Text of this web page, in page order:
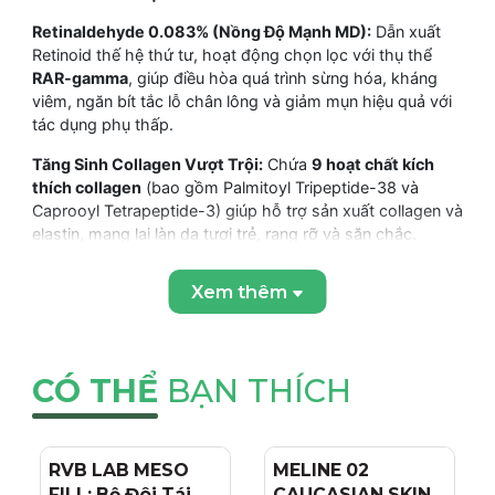
Retinaldehyde 0.083% (Nồng Độ Mạnh MD): Dẫn xuất
Retinoid thế hệ thứ tư, hoạt động chọn lọc với thụ thể
RAR-gamma, giúp điều hòa quá trình sừng hóa, kháng
viêm, ngăn bít tắc lỗ chân lông và giảm mụn hiệu quả với
tác dụng phụ thấp.
Tăng Sinh Collagen Vượt Trội: Chứa 9 hoạt chất kích
thích collagen (bao gồm Palmitoyl Tripeptide-38 và
Caprooyl Tetrapeptide-3) giúp hỗ trợ sản xuất collagen và
elastin, mang lại làn da tươi trẻ, rạng rỡ và săn chắc.
Phục Hồi & Làm Dịu Da:Bổ sungEctoin và Dipeptide-6
giúp làm dịu nhẹ nhàng, phục hồi, cân bằng độ ẩm và hỗ
trợ tái tạo da, giảm nguy cơ kích ứng trong quá trình điều
Cải Thiện Lão Hóa Sớm: Giúp làm mờ nếp nhăn nông và
cải thiện sắc tố da, làm sạch bề mặt và giảm tình trạng da
Hiệu Quả Cao Cấp (MD):
Tăng hiệu quả và hoạt chất lên
đến 20% so với phiên bản thông thường, tối ưu hóa quá
Xem thêm
CÓ THỂ BẠN THÍCH
- 4%
RVB LAB MESO
MELINE 02